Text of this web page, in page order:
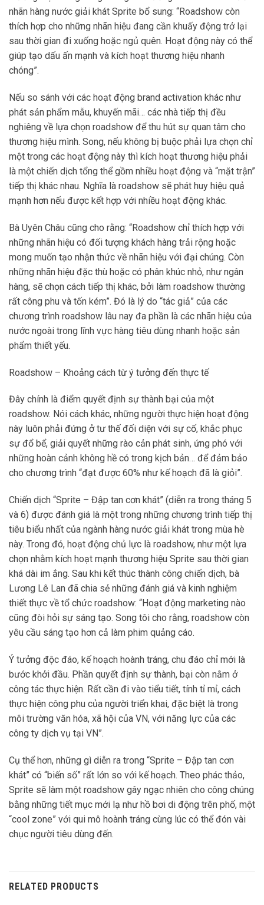
nhãn hàng nước giải khát Sprite bổ sung: “Roadshow còn
thích hợp cho những nhãn hiệu đang cần khuấy động trở lại
sau thời gian đi xuống hoặc ngủ quên. Hoạt động này có thể
giúp tạo dấu ấn mạnh và kích hoạt thương hiệu nhanh
chóng”.
Nếu so sánh với các hoạt động brand activation khác như
phát sản phẩm mẫu, khuyến mãi… các nhà tiếp thị đều
nghiêng về lựa chọn roadshow để thu hút sự quan tâm cho
thương hiệu mình. Song, nếu không bị buộc phải lựa chọn chỉ
một trong các hoạt động này thì kích hoạt thương hiệu phải
là một chiến dịch tổng thể gồm nhiều hoạt động và “mặt trận”
tiếp thị khác nhau. Nghĩa là roadshow sẽ phát huy hiệu quả
mạnh hơn nếu được kết hợp với nhiều hoạt động khác.
Bà Uyên Châu cũng cho rằng: “Roadshow chỉ thích hợp với
những nhãn hiệu có đối tượng khách hàng trải rộng hoặc
mong muốn tạo nhận thức về nhãn hiệu với đại chúng. Còn
những nhãn hiệu đặc thù hoặc có phân khúc nhỏ, như ngân
hàng, sẽ chọn cách tiếp thị khác, bởi làm roadshow thường
rất công phu và tốn kém”. Đó là lý do “tác giả” của các
chương trình roadshow lâu nay đa phần là các nhãn hiệu của
nước ngoài trong lĩnh vực hàng tiêu dùng nhanh hoặc sản
phẩm thiết yếu.
Roadshow – Khoảng cách từ ý tưởng đến thực tế
Đây chính là điểm quyết định sự thành bại của một
roadshow. Nói cách khác, những người thực hiện hoạt động
này luôn phải đứng ở tư thế đối diện với sự cố, khắc phục
sự đổ bể, giải quyết những rào cản phát sinh, ứng phó với
những hoàn cảnh không hề có trong kịch bản… để đảm bảo
cho chương trình “đạt được 60% như kế hoạch đã là giỏi”.
Chiến dịch “Sprite – Đập tan cơn khát” (diễn ra trong tháng 5
và 6) được đánh giá là một trong những chương trình tiếp thị
tiêu biểu nhất của ngành hàng nước giải khát trong mùa hè
này. Trong đó, hoạt động chủ lực là roadshow, như một lựa
chọn nhằm kích hoạt mạnh thương hiệu Sprite sau thời gian
khá dài im ắng. Sau khi kết thúc thành công chiến dịch, bà
Lương Lê Lan đã chia sẻ những đánh giá và kinh nghiệm
thiết thực về tổ chức roadshow: “Hoạt động marketing nào
cũng đòi hỏi sự sáng tạo. Song tôi cho rằng, roadshow còn
yêu cầu sáng tạo hơn cả làm phim quảng cáo.
Ý tưởng độc đáo, kế hoạch hoành tráng, chu đáo chỉ mới là
bước khởi đầu. Phần quyết định sự thành, bại còn nằm ở
công tác thực hiện. Rất cần đi vào tiểu tiết, tính tỉ mỉ, cách
thực hiện công phu của người triển khai, đặc biệt là trong
môi trường văn hóa, xã hội của VN, với năng lực của các
công ty dịch vụ tại VN”.
Cụ thể hơn, những gì diễn ra trong “Sprite – Đập tan cơn
khát” có “biến số” rất lớn so với kế hoạch. Theo phác thảo,
Sprite sẽ làm một roadshow gây ngạc nhiên cho công chúng
bằng những tiết mục mới lạ như hồ bơi di động trên phố, một
“cool zone” với qui mô hoành tráng cùng lúc có thể đón vài
chục người tiêu dùng đến.
RELATED PRODUCTS